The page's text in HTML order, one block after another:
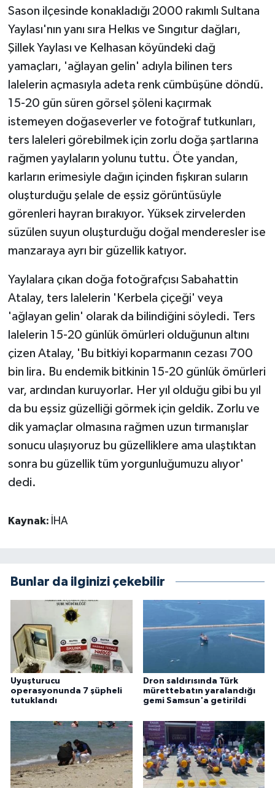
Sason ilçesinde konakladığı 2000 rakımlı Sultana
Yaylası'nın yanı sıra Helkıs ve Sıngıtur dağları,
Şillek Yaylası ve Kelhasan köyündeki dağ
yamaçları, 'ağlayan gelin' adıyla bilinen ters
lalelerin açmasıyla adeta renk cümbüşüne döndü.
15-20 gün süren görsel şöleni kaçırmak
istemeyen doğaseverler ve fotoğraf tutkunları,
ters laleleri görebilmek için zorlu doğa şartlarına
rağmen yaylaların yolunu tuttu. Öte yandan,
karların erimesiyle dağın içinden fışkıran suların
oluşturduğu şelale de eşsiz görüntüsüyle
görenleri hayran bırakıyor. Yüksek zirvelerden
süzülen suyun oluşturduğu doğal menderesler ise
manzaraya ayrı bir güzellik katıyor.
Yaylalara çıkan doğa fotoğrafçısı Sabahattin
Atalay, ters lalelerin 'Kerbela çiçeği' veya
'ağlayan gelin' olarak da bilindiğini söyledi. Ters
lalelerin 15-20 günlük ömürleri olduğunun altını
çizen Atalay, 'Bu bitkiyi koparmanın cezası 700
bin lira. Bu endemik bitkinin 15-20 günlük ömürleri
var, ardından kuruyorlar. Her yıl olduğu gibi bu yıl
da bu eşsiz güzelliği görmek için geldik. Zorlu ve
dik yamaçlar olmasına rağmen uzun tırmanışlar
sonucu ulaşıyoruz bu güzelliklere ama ulaştıktan
sonra bu güzellik tüm yorgunluğumuzu alıyor'
dedi.
Kaynak: İHA
Bunlar da ilginizi çekebilir
Uyuşturucu
operasyonunda 7 şüpheli
tutuklandı
Dron saldırısında Türk
mürettebatın yaralandığı
gemi Samsun'a getirildi